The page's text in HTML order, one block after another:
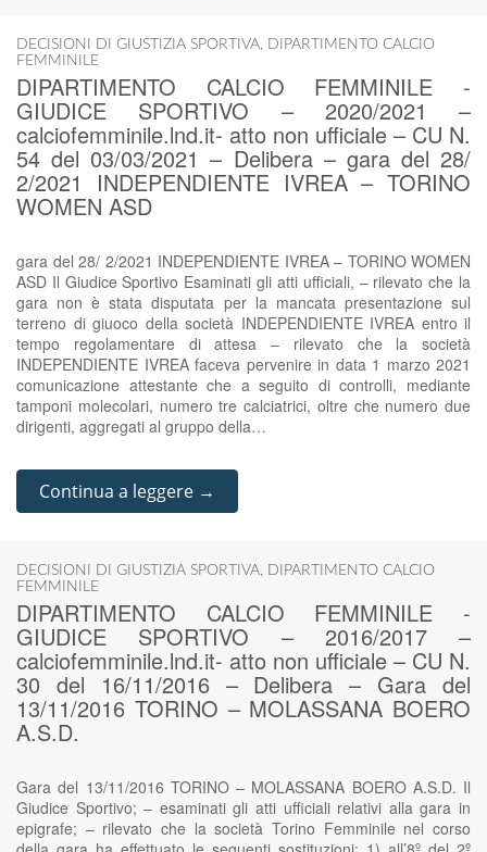
DECISIONI DI GIUSTIZIA SPORTIVA, DIPARTIMENTO CALCIO
FEMMINILE
DIPARTIMENTO CALCIO FEMMINILE -
GIUDICE SPORTIVO – 2020/2021 –
calciofemminile.lnd.it- atto non ufficiale – CU N.
54 del 03/03/2021 – Delibera – gara del 28/
2/2021 INDEPENDIENTE IVREA – TORINO
WOMEN ASD
gara del 28/ 2/2021 INDEPENDIENTE IVREA – TORINO WOMEN
ASD Il Giudice Sportivo Esaminati gli atti ufficiali, – rilevato che la
gara non è stata disputata per la mancata presentazione sul
terreno di giuoco della società INDEPENDIENTE IVREA entro il
tempo regolamentare di attesa – rilevato che la società
INDEPENDIENTE IVREA faceva pervenire in data 1 marzo 2021
comunicazione attestante che a seguito di controlli, mediante
tamponi molecolari, numero tre calciatrici, oltre che numero due
dirigenti, aggregati al gruppo della…
Continua a leggere →
DECISIONI DI GIUSTIZIA SPORTIVA, DIPARTIMENTO CALCIO
FEMMINILE
DIPARTIMENTO CALCIO FEMMINILE -
GIUDICE SPORTIVO – 2016/2017 –
calciofemminile.lnd.it- atto non ufficiale – CU N.
30 del 16/11/2016 – Delibera – Gara del
13/11/2016 TORINO – MOLASSANA BOERO
A.S.D.
Gara del 13/11/2016 TORINO – MOLASSANA BOERO A.S.D. Il
Giudice Sportivo; – esaminati gli atti ufficiali relativi alla gara in
epigrafe; – rilevato che la società Torino Femminile nel corso